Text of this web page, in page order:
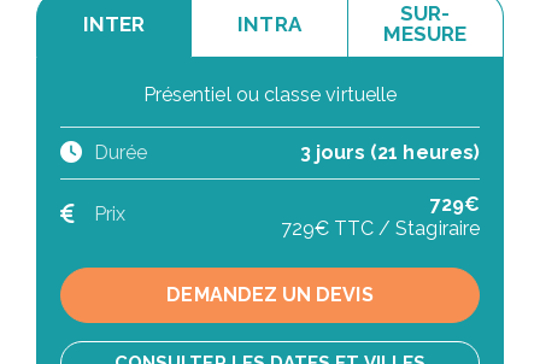
INTER INTRA
SUR-
MESURE
Présentiel ou classe virtuelle
Durée 3 jours (21 heures)
Prix
729€
729€ TTC / Stagiraire
DEMANDEZ UN DEVIS